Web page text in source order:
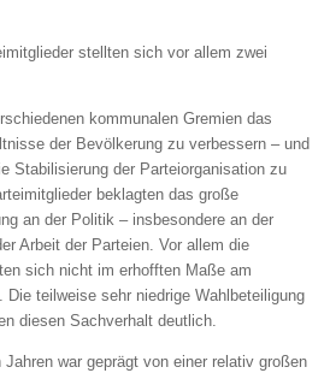
stellten sich vor allem zwei
kommunalen Gremien das
der Bevölkerung zu verbessern – und
Stabilisierung der Parteiorganisation zu
beklagten das große
an der Politik – insbesondere an der
Arbeit der Parteien. Vor allem die
sich nicht im erhofften Maße am
Die teilweise sehr niedrige Wahlbeteiligung
diesen Sachverhalt deutlich.
war geprägt von einer relativ großen